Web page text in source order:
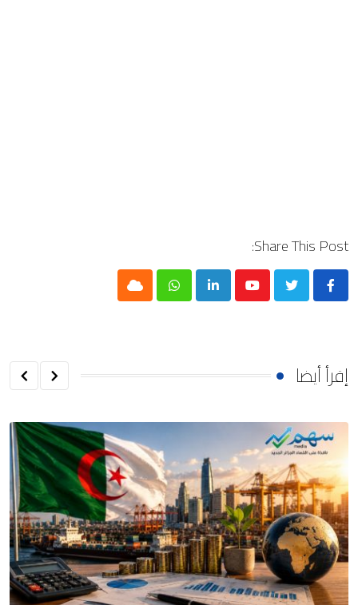
Share This Post:
Youtube
LinkedIn
Whatsapp
Cloud
إقرأ أيضا